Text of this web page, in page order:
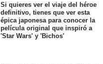
Si quieres ver el viaje del héroe
definitivo, tienes que ver esta
épica japonesa para conocer la
película original que inspiró a
'Star Wars' y 'Bichos'